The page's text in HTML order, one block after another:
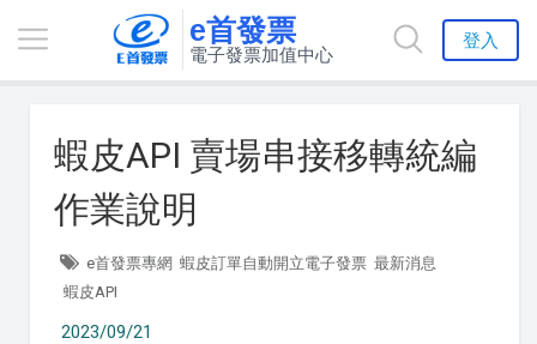
e首發票
電子發票加值中心
登入
蝦皮API 賣場串接移轉統編
作業說明
e首發票專網 蝦皮訂單自動開立電子發票 最新消息
蝦皮API
2023/09/21